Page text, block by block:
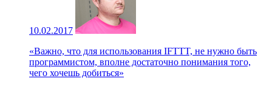
10.02.2017
«Важно, что для использования IFTTT, не нужно быть
программистом, вполне достаточно понимания того,
чего хочешь добиться»